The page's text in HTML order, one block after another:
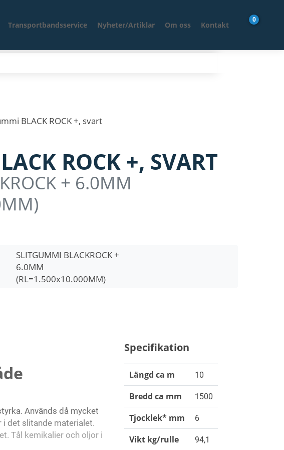
Transportbandsservice Nyheter/Artiklar Om oss Kontakt
0
BLACK ROCK +, svart
ROCK +, SVART
+ 6.0MM
SLITGUMMI BLACKROCK +
6.0MM
(RL=1.500x10.000MM)
Används då mycket
det slitande materialet.
Tål kemikalier och oljor i
Specifikation
Längd ca m 10
Bredd ca mm 1500
Tjocklek* mm 6
Vikt kg/rulle 94,1